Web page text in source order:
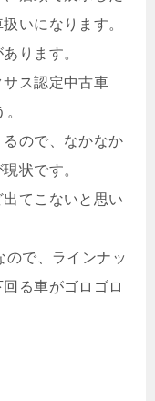
いになります。
ります。
ス認定中古車
ので、なかなか
状です。
てこないと思い
ので、ラインナッ
る車がゴロゴロ